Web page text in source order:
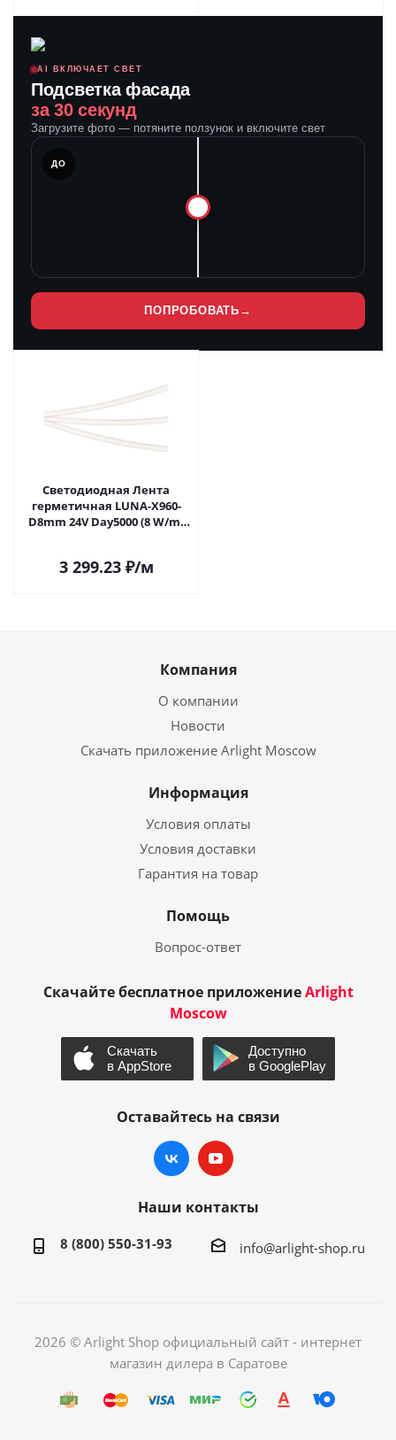
AI ВКЛЮЧАЕТ СВЕТ
Подсветка фасада
за 30 секунд
Загрузите фото — потяните ползунок и включите свет
ДО
ПОПРОБОВАТЬ →
Светодиодная Лента
герметичная LUNA-X960-
D8mm 24V Day5000 (8 W/m,
3 299.23₽/м
Компания
О компании
Новости
Скачать приложение Arlight Moscow
Информация
Условия оплаты
Условия доставки
Гарантия на товар
Помощь
Вопрос-ответ
Скачайте бесплатное приложениеArlight
Moscow
Оставайтесь на связи
Наши контакты
8 (800) 550-31-93 info@arlight-shop.ru
2026 © Arlight Shop официальный сайт - интернет
магазин дилера в Саратове